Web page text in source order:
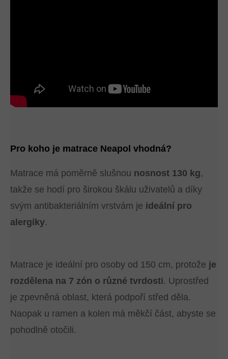
Pro koho je matrace Neapol vhodná?
Matrace má poměrně slušnou nosnost 130 kg,
takže se hodí pro širokou škálu uživatelů a díky
svým antibakteriálním vrstvám je ideální pro
alergiky.
Matrace je ideální pro osoby od 150 cm, protože je
rozdělena na 7 zón o různé tvrdosti. Uprostřed
je zpevněná oblast, která podpoří střed děla.
Naopak u ramen a kolen má měkčí část, abyste se
pohodlně otočili.